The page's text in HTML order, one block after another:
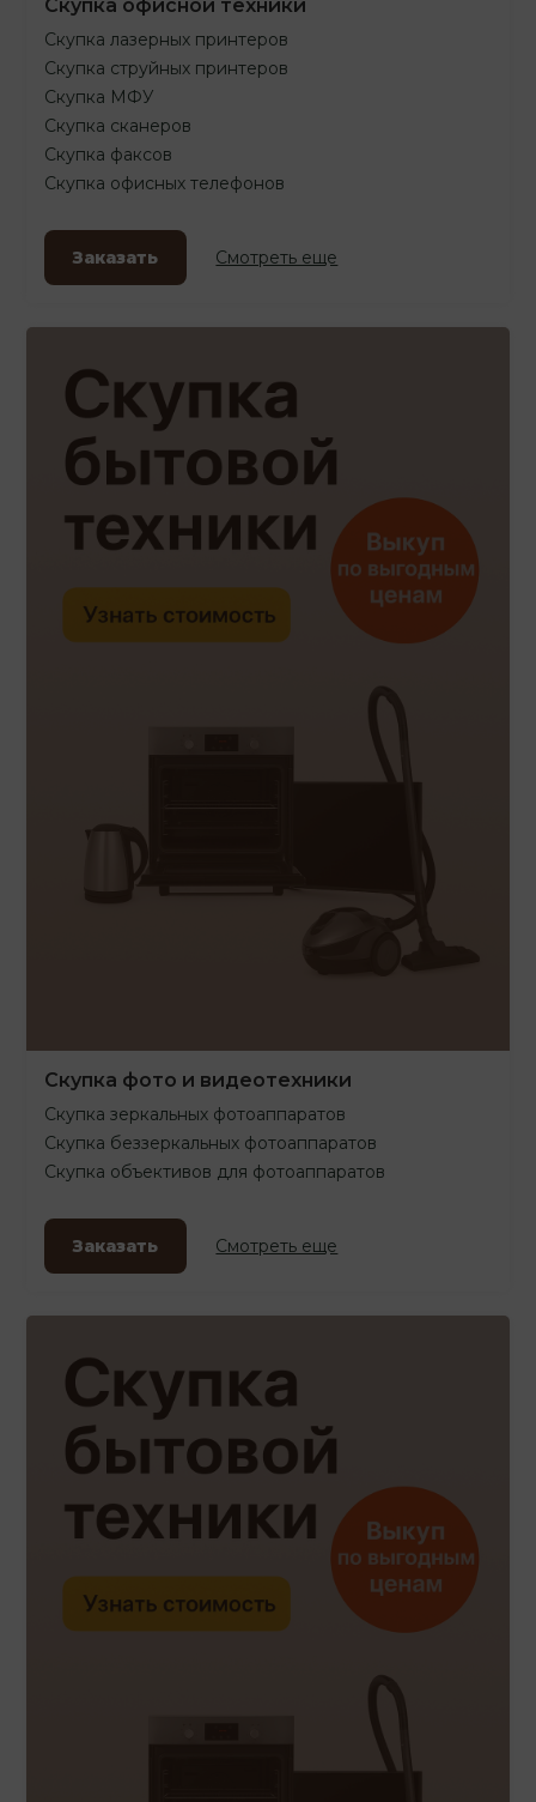
Скупка офисной техники
Скупка лазерных принтеров
Скупка струйных принтеров
Скупка МФУ
Скупка сканеров
Скупка факсов
Скупка офисных телефонов
Заказать Смотреть еще
Скупка фото и видеотехники
Скупка зеркальных фотоаппаратов
Скупка беззеркальных фотоаппаратов
Скупка объективов для фотоаппаратов
Заказать Смотреть еще